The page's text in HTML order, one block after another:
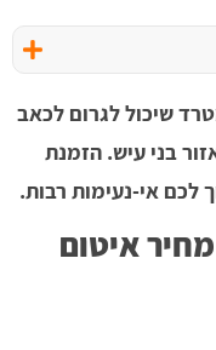
שיכול לגרום לכאב
בני עיש. הזמנת
לכם אי-נעימות רבות.
איטום